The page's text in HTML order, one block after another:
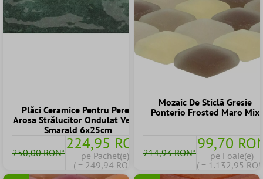
Plăci Ceramice Pentru Pereti
Arosa Strălucitor Ondulat Verde
Smarald 6x25cm
250,00 RON*224,95 RON
pe Pachet(e)
( = 249,94 RON)
Mozaic De Sticlă Gresie
Ponterio Frosted Maro Mix
214,93 RON*99,70
pe Foaie(e)
( = 1.132,95